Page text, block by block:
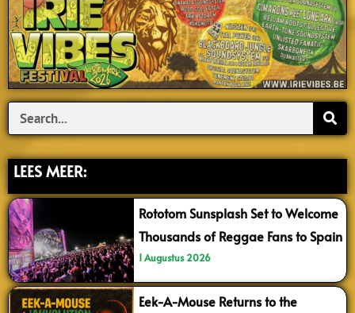
Search
LEES MEER:
Rototom Sunsplash Set to Welcome
Thousands of Reggae Fans to Spain
1 Augustus 2026
Eek-A-Mouse Returns to the